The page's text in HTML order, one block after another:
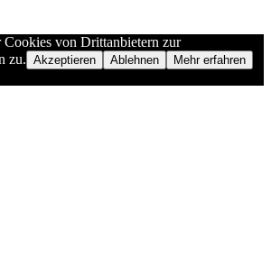
Cookies von Drittanbietern zur
zu. Akzeptieren Ablehnen Mehr erfahren